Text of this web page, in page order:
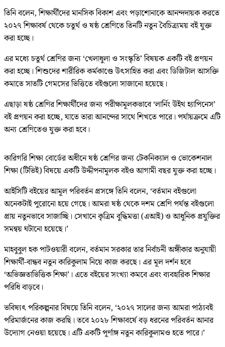
তিনি বলেন, শিক্ষার্থীদের মানসিক বিকাশ এবং পড়াশোনাকে আনন্দদায়ক করতে
২০২৭ শিক্ষাবর্ষ থেকে চতুর্থ ও ষষ্ঠ শ্রেণিতে তিনটি নতুন বৈচিত্র্যময় বই যুক্ত
করা হচ্ছে।
এর মধ্যে চতুর্থ শ্রেণির জন্য ‘খেলাধুলা ও সংস্কৃতি’ বিষয়ক একটি বই প্রণয়ন
করা হচ্ছে। শিশুদের শারীরিক কর্মকাণ্ডে উৎসাহিত করা এবং ডিজিটাল আসক্তি
কমাতে সাতটি গেমসের ভিত্তিতে বইগুলো সাজানো হয়েছে।
এছাড়া ষষ্ঠ শ্রেণির শিক্ষার্থীদের জন্য পরীক্ষামূলকভাবে ‘লার্নিং উইথ হ্যাপিনেস’
বই প্রণয়ন করা হচ্ছে, যাতে তারা আনন্দের সাথে শিখতে পারে। পর্যায়ক্রমে এটি
অন্য শ্রেণিতেও যুক্ত করা হবে।
কারিগরি শিক্ষা বোর্ডের অধীনে ষষ্ঠ শ্রেণির জন্য টেকনিক্যাল ও ভোকেশনাল
শিক্ষা (টিভিই) বিষয়ে একটি উদ্দীপনামূলক বইও আগামী বছর যুক্ত করা হচ্ছে।
আইসিটি বইয়ের আমূল পরিবর্তন প্রসঙ্গে তিনি বলেন, ‘বর্তমান বইগুলো
অনেকটাই পুরোনো হয়ে গেছে। আমরা ষষ্ঠ থেকে দশম শ্রেণি পর্যন্ত বইগুলো
প্রায় নতুনভাবে সাজাচ্ছি। সেখানে কৃত্রিম বুদ্ধিমত্তা (এআই) ও আধুনিক প্রযুক্তির
সমন্বয় ঘটানো হয়েছে।’
মাহবুবুল হক পাটওয়ারী বলেন, বর্তমান সরকার তার নির্বাচনী অঙ্গীকার অনুযায়ী
শিক্ষার্থী-বান্ধব নতুন কারিকুলাম নিয়ে কাজ করছে। এর মূল দর্শন হবে
‘অভিজ্ঞতাভিত্তিক শিক্ষা’। এতে বইয়ের সংখ্যা কমবে এবং ব্যবহারিক শিক্ষার
পরিধি বাড়বে।
ভবিষ্যৎ পরিকল্পনার বিষয়ে তিনি বলেন, ‘২০২৭ সালের জন্য আমরা পাঠ্যবই
পরিমার্জনের কাজ করছি। তবে ২০২৮ শিক্ষাবর্ষে বড় ধরনের পরিবর্তন আনার
উদ্যোগ নেওয়া হয়েছে। এটি একটি পূর্ণাঙ্গ নতুন কারিকুলামও হতে পারে।’